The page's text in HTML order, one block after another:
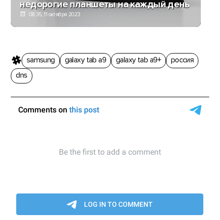
недорогие планшеты на каждый день
08:35, 11 октября 2023
samsung galaxy tab a9 galaxy tab a9+
россия
dns